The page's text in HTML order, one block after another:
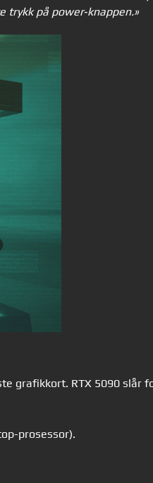
trykk på power‑knappen.»
grafikkort. RTX 5090 slår
prosessor).